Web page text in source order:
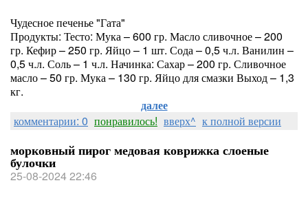
Чудесное печенье "Гата"
Продукты: Тесто: Мука – 600 гр. Масло сливочное – 200
гр. Кефир – 250 гр. Яйцо – 1 шт. Сода – 0,5 ч.л. Ванилин –
0,5 ч.л. Соль – 1 ч.л. Начинка: Сахар – 200 гр. Сливочное
масло – 50 гр. Мука – 130 гр. Яйцо для смазки Выход – 1,3
кг.
далее
комментарии: 0 понравилось! вверх^ к полной версии
морковный пирог медовая коврижка слоеные
булочки
25-08-2024 22:46